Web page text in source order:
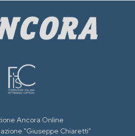
Ancora Online
"Giuseppe Chiaretti"